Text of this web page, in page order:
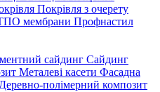
Покрівля з очерету
мембрани Профнастил
сайдинг Сайдинг
Металеві касети Фасадна
Деревно-полімерний композит